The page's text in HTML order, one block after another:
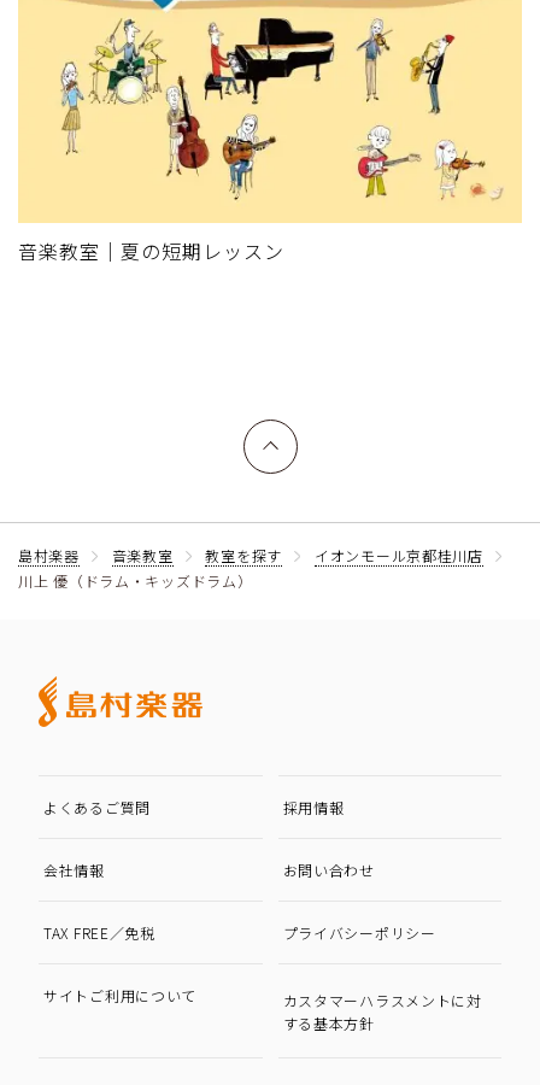
音楽教室｜夏の短期レッスン
上へ戻る
島村楽器 音楽教室 教室を探す
イオンモール京都桂川店
川上 優（ドラム・キッズドラム）
よくあるご質問 採用情報
会社情報 お問い合わせ
TAX FREE／免税 プライバシーポリシー
サイトご利用について
カスタマーハラスメントに対
する基本方針